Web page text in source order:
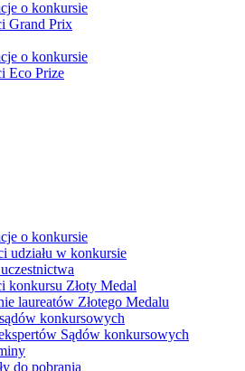
o konkursie
Grand Prix
o konkursie
Eco Prize
o konkursie
udziału w konkursie
konkursu Złoty Medal
laureatów Złotego Medalu
konkursowych
Sądów konkursowych
do pobrania